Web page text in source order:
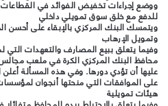
ووضع إجراءات تخفيض الفوائد في
للدفع مع خلق سوق تمويلي داخلي
ويتمسك البنك المركزي بالإبقاء على أحسن
وتمويل الإرهاب
وفيما يتعلق ببيع المصارف والتعهدات
محافظ البنك المركزي الكرة في ملعب
عليها أن تؤدي دورها. وفي هذه المسألة
على الموافقات التي منحتها أنجوان
هيئات تمويلية